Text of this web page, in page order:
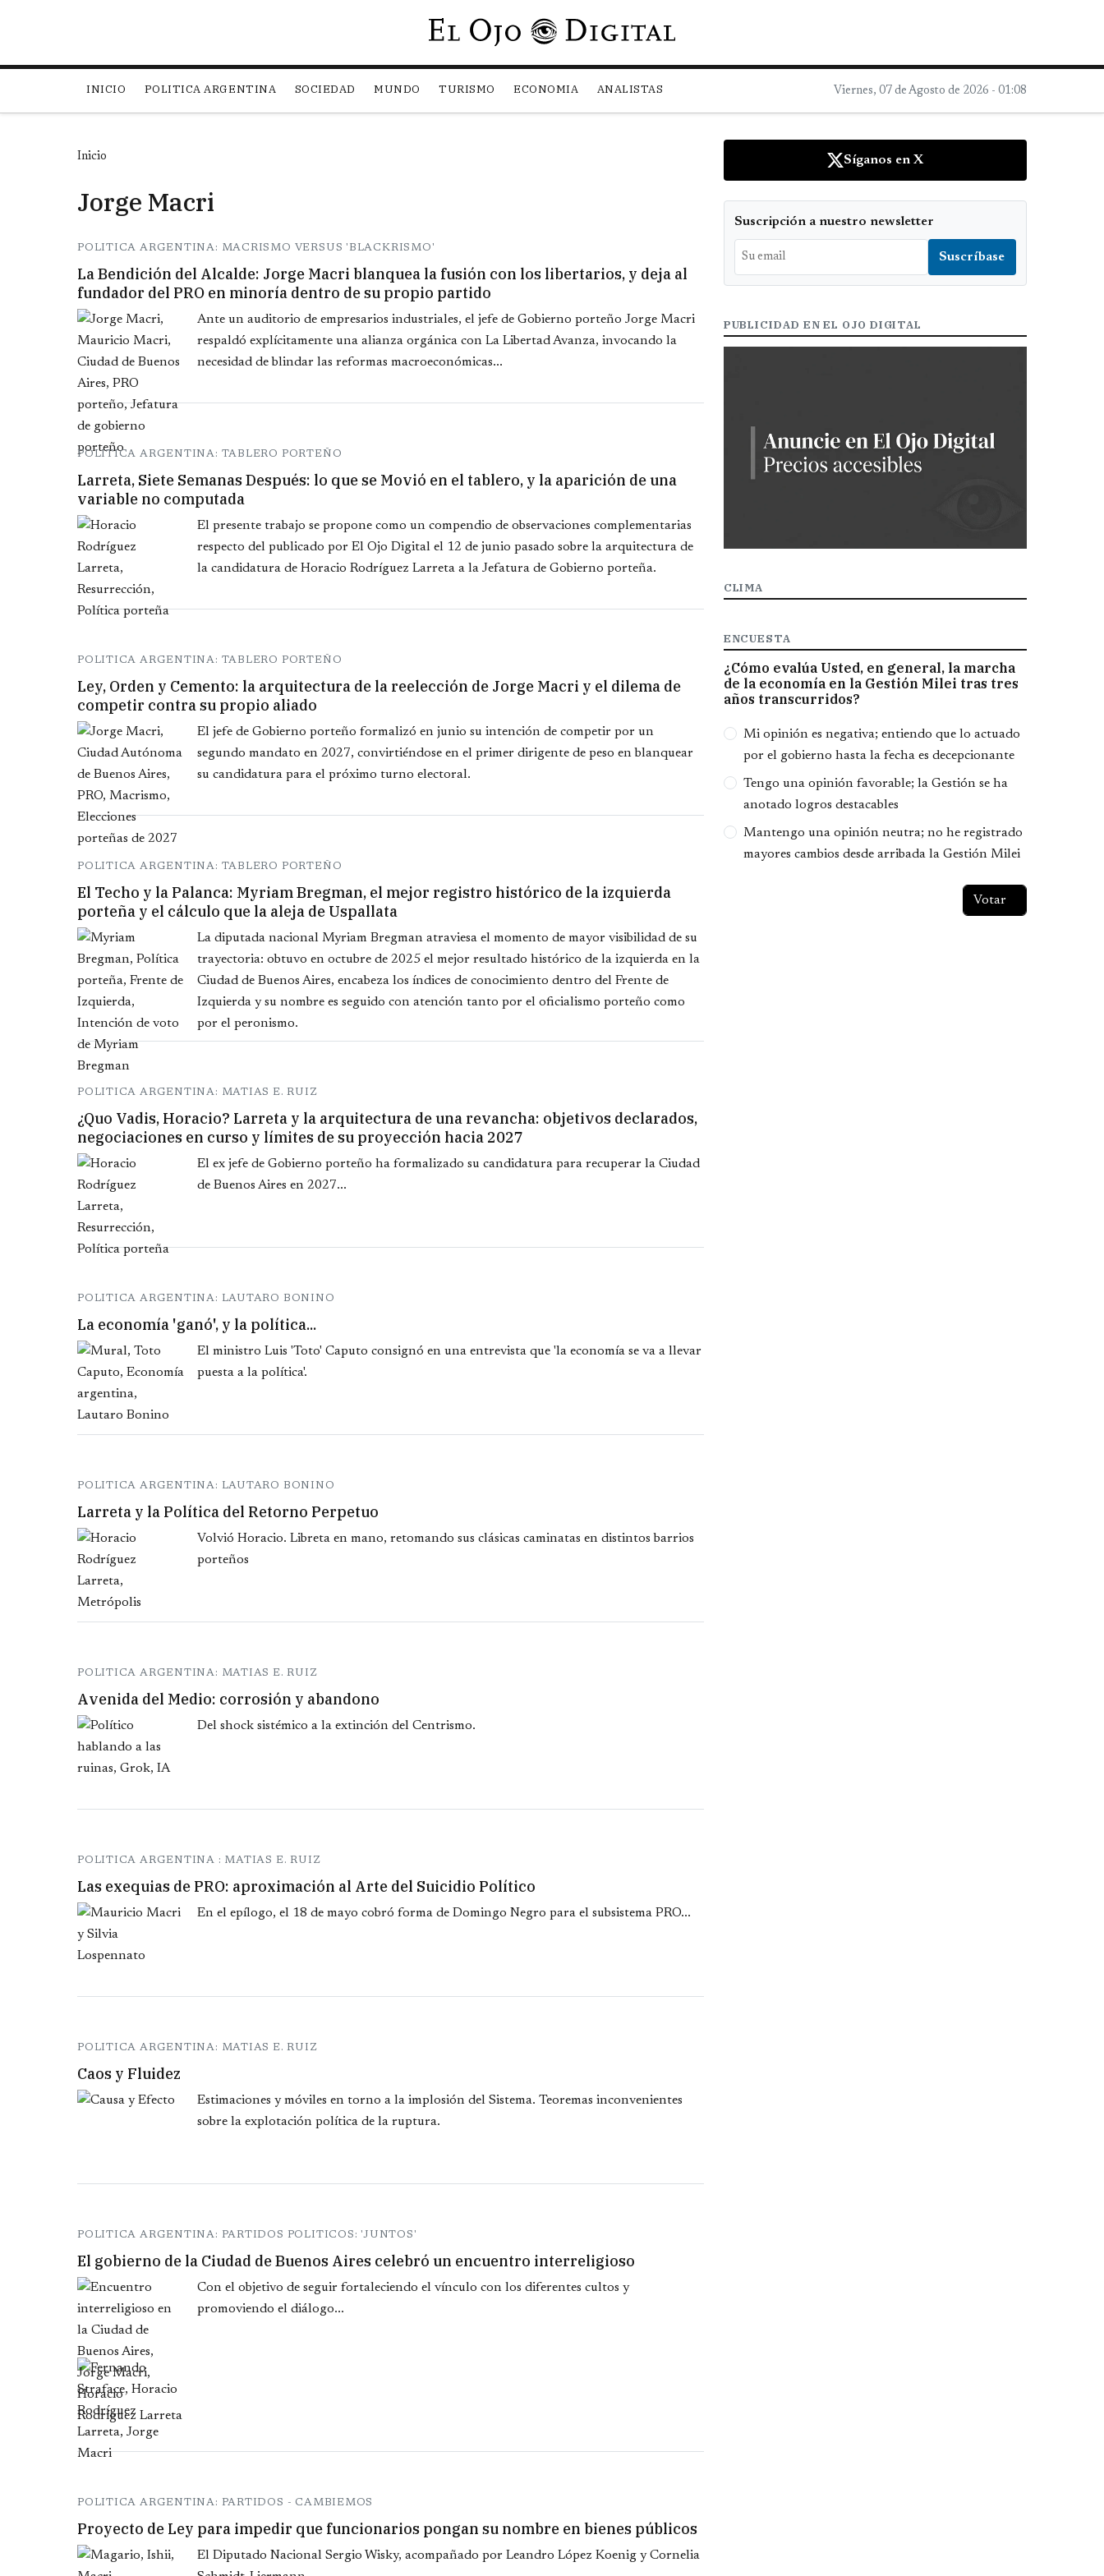
Pasar al contenido principal
INICIO POLITICA ARGENTINA SOCIEDAD MUNDO TURISMO ECONOMIA ANALISTAS Viernes, 07 de Agosto de 2026 - 01:08
Inicio
Jorge Macri
POLITICA ARGENTINA: MACRISMO VERSUS 'BLACKRISMO'
La Bendición del Alcalde: Jorge Macri blanquea la fusión con los libertarios, y deja al
fundador del PRO en minoría dentro de su propio partido
Ante un auditorio de empresarios industriales, el jefe de Gobierno porteño Jorge Macri
respaldó explícitamente una alianza orgánica con La Libertad Avanza, invocando la
necesidad de blindar las reformas macroeconómicas...
POLITICA ARGENTINA: TABLERO PORTEÑO
Larreta, Siete Semanas Después: lo que se Movió en el tablero, y la aparición de una
variable no computada
El presente trabajo se propone como un compendio de observaciones complementarias
respecto del publicado por El Ojo Digital el 12 de junio pasado sobre la arquitectura de
la candidatura de Horacio Rodríguez Larreta a la Jefatura de Gobierno porteña.
POLITICA ARGENTINA: TABLERO PORTEÑO
Ley, Orden y Cemento: la arquitectura de la reelección de Jorge Macri y el dilema de
competir contra su propio aliado
El jefe de Gobierno porteño formalizó en junio su intención de competir por un
segundo mandato en 2027, convirtiéndose en el primer dirigente de peso en blanquear
su candidatura para el próximo turno electoral.
POLITICA ARGENTINA: TABLERO PORTEÑO
El Techo y la Palanca: Myriam Bregman, el mejor registro histórico de la izquierda
porteña y el cálculo que la aleja de Uspallata
La diputada nacional Myriam Bregman atraviesa el momento de mayor visibilidad de su
trayectoria: obtuvo en octubre de 2025 el mejor resultado histórico de la izquierda en la
Ciudad de Buenos Aires, encabeza los índices de conocimiento dentro del Frente de
Izquierda y su nombre es seguido con atención tanto por el oficialismo porteño como
por el peronismo.
POLITICA ARGENTINA: MATIAS E. RUIZ
¿Quo Vadis, Horacio? Larreta y la arquitectura de una revancha: objetivos declarados,
negociaciones en curso y límites de su proyección hacia 2027
El ex jefe de Gobierno porteño ha formalizado su candidatura para recuperar la Ciudad
de Buenos Aires en 2027...
POLITICA ARGENTINA: LAUTARO BONINO
La economía 'ganó', y la política...
El ministro Luis 'Toto' Caputo consignó en una entrevista que 'la economía se va a llevar
puesta a la política'.
POLITICA ARGENTINA: LAUTARO BONINO
Larreta y la Política del Retorno Perpetuo
Volvió Horacio. Libreta en mano, retomando sus clásicas caminatas en distintos barrios
porteños
POLITICA ARGENTINA: MATIAS E. RUIZ
Avenida del Medio: corrosión y abandono
Del shock sistémico a la extinción del Centrismo.
POLITICA ARGENTINA : MATIAS E. RUIZ
Las exequias de PRO: aproximación al Arte del Suicidio Político
En el epílogo, el 18 de mayo cobró forma de Domingo Negro para el subsistema PRO...
POLITICA ARGENTINA: MATIAS E. RUIZ
Caos y Fluidez
Estimaciones y móviles en torno a la implosión del Sistema. Teoremas inconvenientes
sobre la explotación política de la ruptura.
POLITICA ARGENTINA: PARTIDOS POLITICOS: 'JUNTOS'
El gobierno de la Ciudad de Buenos Aires celebró un encuentro interreligioso
Con el objetivo de seguir fortaleciendo el vínculo con los diferentes cultos y
promoviendo el diálogo...
POLITICA ARGENTINA: PARTIDOS - CAMBIEMOS
Proyecto de Ley para impedir que funcionarios pongan su nombre en bienes públicos
El Diputado Nacional Sergio Wisky, acompañado por Leandro López Koenig y Cornelia
Síganos en X
Suscripción a nuestro newsletter
PUBLICIDAD EN EL OJO DIGITAL
CLIMA
ENCUESTA
¿Cómo evalúa Usted, en general, la marcha
de la economía en la Gestión Milei tras tres
años transcurridos?
Opciones
Mi opinión es negativa; entiendo que lo actuado
por el gobierno hasta la fecha es decepcionante
Tengo una opinión favorable; la Gestión se ha
anotado logros destacables
Mantengo una opinión neutra; no he registrado
mayores cambios desde arribada la Gestión Milei